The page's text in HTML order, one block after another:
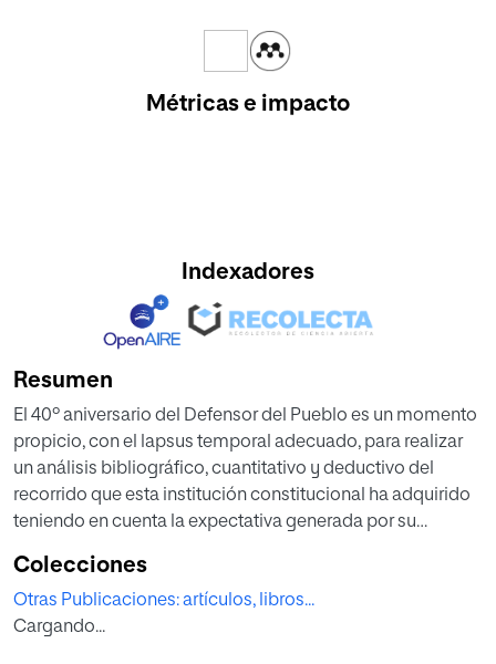
Métricas e impacto
Indexadores
Resumen
El 40º aniversario del Defensor del Pueblo es un momento
propicio, con el lapsus temporal adecuado, para realizar
un análisis bibliográfico, cuantitativo y deductivo del
recorrido que esta institución constitucional ha adquirido
teniendo en cuenta la expectativa generada por su
excesiva declaratividad y de la ausencia de fuerza que
adquieren sus pronunciamientos, al ser una “magistratura
de opinión”, frente a las quejas que recibe de la ciudadanía,
Colecciones
Otras Publicaciones: artículos, libros...
Cargando...